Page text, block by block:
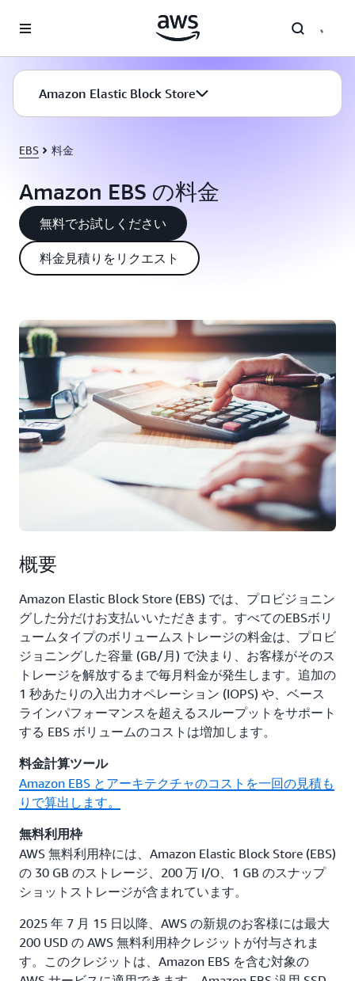
Amazon Elastic Block Store
EBS 料金
Amazon EBS の料金
無料でお試しください
料金見積りをリクエスト
概要
Amazon Elastic Block Store (EBS) では、プロビジョニン
グした分だけお支払いいただきます。すべてのEBSボリ
ュームタイプのボリュームストレージの料金は、プロビ
ジョニングした容量 (GB/月) で決まり、お客様がそのス
トレージを解放するまで毎月料金が発生します。追加の
1 秒あたりの入出力オペレーション (IOPS) や、ベース
ラインパフォーマンスを超えるスループットをサポート
する EBS ボリュームのコストは増加します。
料金計算ツール
Amazon EBS とアーキテクチャのコストを一回の見積も
りで算出します。
無料利用枠
AWS 無料利用枠には、Amazon Elastic Block Store (EBS)
の 30 GB のストレージ、200 万 I/O、1 GB のスナップ
ショットストレージが含まれています。
2025 年 7 月 15 日以降、AWS の新規のお客様には最大
200 USD の AWS 無料利用枠クレジットが付与されま
す。このクレジットは、Amazon EBS を含む対象の